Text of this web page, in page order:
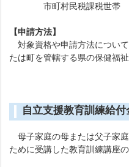
市町村民税課税世
【申請方法】
対象資格や申請方法につい
たは町を管轄する県の保健福
自立支援教育訓練給付
母子家庭の母または父子家
ために受講した教育訓練講座